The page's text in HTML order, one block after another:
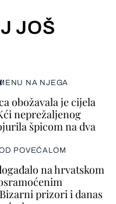
JOŠ
NA NJEGA
obožavala je cijela
neprežaljenog
špicom na dva
POVEĆALOM
na hrvatskom
prizori i danas